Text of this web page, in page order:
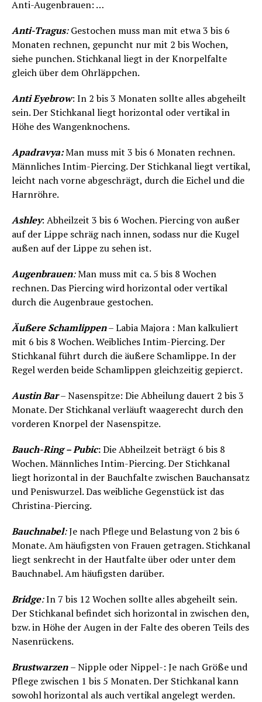
Anti-Augenbrauen: …
Anti-Tragus:Gestochen muss man mit etwa 3 bis 6
Monaten rechnen, gepuncht nur mit 2 bis Wochen,
siehe punchen. Stichkanal liegt in der Knorpelfalte
gleich über dem Ohrläppchen.
Anti Eyebrow: In 2 bis 3 Monaten sollte alles abgeheilt
sein. Der Stichkanal liegt horizontal oder vertikal in
Höhe des Wangenknochens.
Apadravya:Man muss mit 3 bis 6 Monaten rechnen.
Männliches Intim-Piercing. Der Stichkanal liegt vertikal,
leicht nach vorne abgeschrägt, durch die Eichel und die
Harnröhre.
Ashley: Abheilzeit 3 bis 6 Wochen. Piercing von außer
auf der Lippe schräg nach innen, sodass nur die Kugel
außen auf der Lippe zu sehen ist.
Augenbrauen:Man muss mit ca. 5 bis 8 Wochen
rechnen. Das Piercing wird horizontal oder vertikal
durch die Augenbraue gestochen.
Äußere Schamlippen– Labia Majora : Man kalkuliert
mit 6 bis 8 Wochen. Weibliches Intim-Piercing. Der
Stichkanal führt durch die äußere Schamlippe. In der
Regel werden beide Schamlippen gleichzeitig gepierct.
Austin Bar– Nasenspitze: Die Abheilung dauert 2 bis 3
Monate. Der Stichkanal verläuft waagerecht durch den
vorderen Knorpel der Nasenspitze.
Bauch-Ring – Pubic:Die Abheilzeit beträgt 6 bis 8
Wochen. Männliches Intim-Piercing. Der Stichkanal
liegt horizontal in der Bauchfalte zwischen Bauchansatz
und Peniswurzel. Das weibliche Gegenstück ist das
Christina-Piercing.
Bauchnabel:Je nach Pflege und Belastung von 2 bis 6
Monate. Am häufigsten von Frauen getragen. Stichkanal
liegt senkrecht in der Hautfalte über oder unter dem
Bauchnabel. Am häufigsten darüber.
Bridge:In 7 bis 12 Wochen sollte alles abgeheilt sein.
Der Stichkanal befindet sich horizontal in zwischen den,
bzw. in Höhe der Augen in der Falte des oberen Teils des
Nasenrückens.
Brustwarzen – Nipple oder Nippel-: Je nach Größe und
Pflege zwischen 1 bis 5 Monaten. Der Stichkanal kann
sowohl horizontal als auch vertikal angelegt werden.